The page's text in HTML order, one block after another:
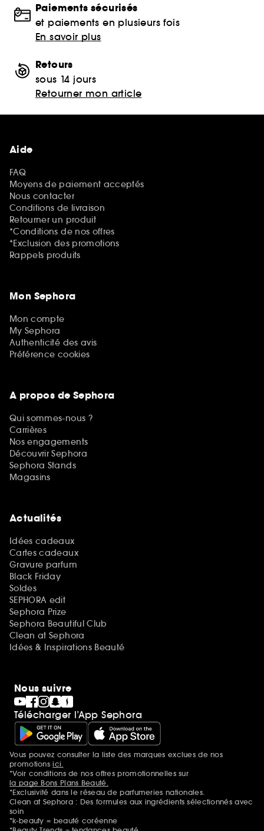
Paiements sécurisés
et paiements en plusieurs fois
En savoir plus
Retours
sous 14 jours
Retourner mon article
Aide
FAQ
Moyens de paiement acceptés
Nous contacter
Conditions de livraison
Retourner un produit
*Conditions de nos offres
*Exclusion des promotions
Rappels produits
Mon Sephora
Mon compte
My Sephora
Authenticité des avis
Préférence cookies
A propos de Sephora
Qui sommes-nous ?
Carrières
Nos engagements
Découvrir Sephora
Sephora Stands
Magasins
Actualités
Idées cadeaux
Cartes cadeaux
Gravure parfum
Black Friday
Soldes
SEPHORA edit
Sephora Prize
Sephora Beautiful Club
Clean at Sephora
Idées & Inspirations Beauté
Nous suivre
Télécharger l’App Sephora
Mentions additionnelles
Vous pouvez consulter la liste des marques exclues de nos
promotionsici.
*Voir conditions de nos offres promotionnelles sur
la page Bons Plans Beauté.
*Exclusivité dans le réseau de parfumeries nationales.
Clean at Sephora : Des formules aux ingrédients sélectionnés avec
soin
*k-beauty = beauté coréenne